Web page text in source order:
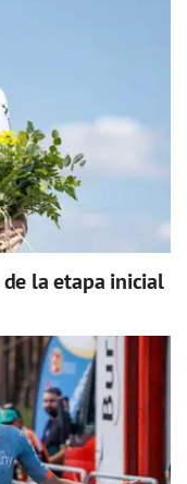
la etapa inicial